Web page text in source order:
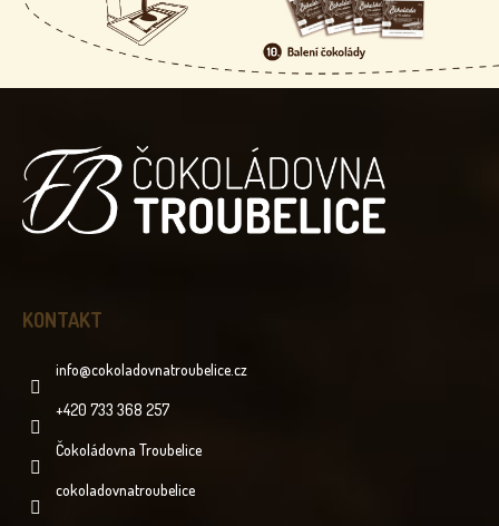
KONTAKT
info@cokoladovnatroubelice.cz
+420 733 368 257
Čokoládovna Troubelice
cokoladovnatroubelice